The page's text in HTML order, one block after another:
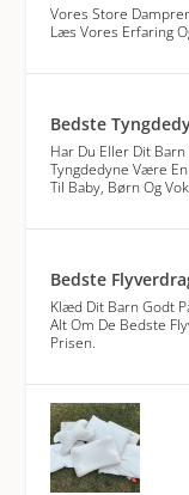
Vores Store
Læs Vores Erfaring
Bedste
Har Du Eller Dit Barn
Tyngdedyne Være
Til Baby, Børn Og
Bedste
Klæd Dit Barn Godt
Alt Om De Bedste
Prisen.